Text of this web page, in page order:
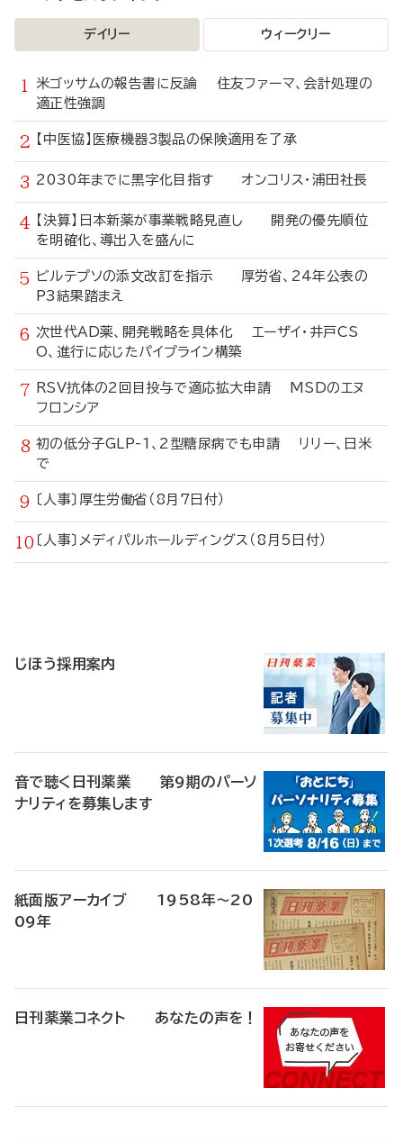
デイリー ウィークリー
米ゴッサムの報告書に反論 住友ファーマ、会計処理の
適正性強調
【中医協】医療機器3製品の保険適用を了承
2030年までに黒字化目指す オンコリス・浦田社長
【決算】日本新薬が事業戦略見直し 開発の優先順位
を明確化、導出入を盛んに
ビルテプソの添文改訂を指示 厚労省、24年公表の
P3結果踏まえ
次世代AD薬、開発戦略を具体化 エーザイ・井戸CS
O、進行に応じたパイプライン構築
RSV抗体の2回目投与で適応拡大申請 MSDのエヌ
フロンシア
初の低分子GLP-1、2型糖尿病でも申請 リリー、日米
で
〔人事〕厚生労働省（8月7日付）
〔人事〕メディパルホールディングス（8月5日付）
じほう採用案内
音で聴く日刊薬業 第9期のパーソ
ナリティを募集します
紙面版アーカイブ 1958年～20
09年
日刊薬業コネクト あなたの声を！